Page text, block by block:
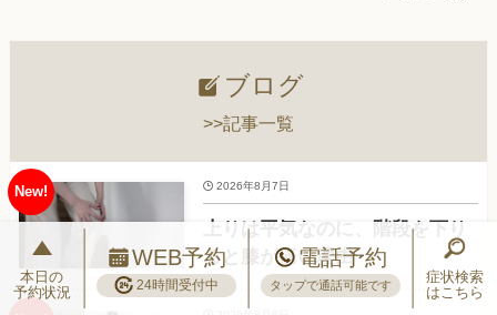
ブログ
>>記事一覧
上りは平気なのに、階段を下り
ると膝が痛い理由
2026年8月7日
本日の
予約状況
WEB予約
24時間受付中
電話予約
タップで通話可能です
症状検索
はこちら